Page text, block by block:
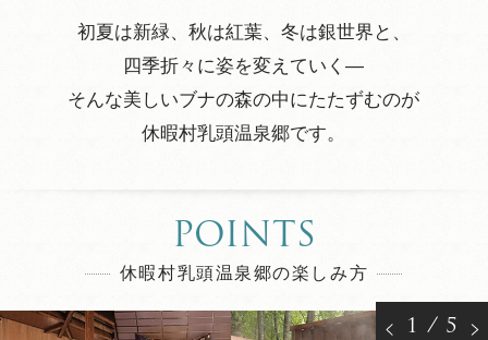
初夏は新緑、秋は紅葉、冬は銀世界と、
四季折々に姿を変えていく―
そんな美しいブナの森の中にたたずむのが
休暇村乳頭温泉郷です。
POINTS
休暇村乳頭温泉郷の楽しみ方
1 / 5